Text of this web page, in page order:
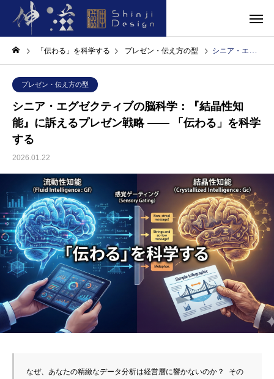
「伝わる」を科学する プレゼン・伝え方の型 シニア・エグゼクティブの脳科学：『結晶性知能』に訴えるプレゼン戦略 —— 「伝わる」を科学する
プレゼン・伝え方の型
シニア・エグゼクティブの脳科学：『結晶性知
能』に訴えるプレゼン戦略 —— 「伝わる」を科学
する
2026.01.22
なぜ、あなたの精緻なデータ分析は経営層に響かないのか？ その